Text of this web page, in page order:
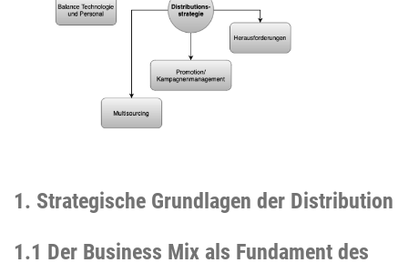
1. Strategische Grundlagen der Distribution
1.1 Der Business Mix als Fundament des